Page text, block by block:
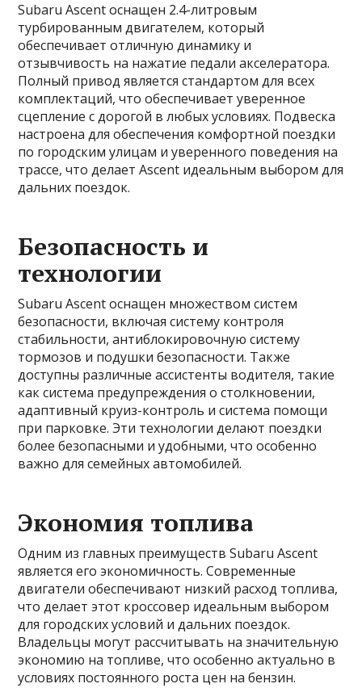
Subaru Ascent оснащен 2.4-литровым
турбированным двигателем, который
обеспечивает отличную динамику и
отзывчивость на нажатие педали акселератора.
Полный привод является стандартом для всех
комплектаций, что обеспечивает уверенное
сцепление с дорогой в любых условиях. Подвеска
настроена для обеспечения комфортной поездки
по городским улицам и уверенного поведения на
трассе, что делает Ascent идеальным выбором для
дальних поездок.
Безопасность и
технологии
Subaru Ascent оснащен множеством систем
безопасности, включая систему контроля
стабильности, антиблокировочную систему
тормозов и подушки безопасности. Также
доступны различные ассистенты водителя, такие
как система предупреждения о столкновении,
адаптивный круиз-контроль и система помощи
при парковке. Эти технологии делают поездки
более безопасными и удобными, что особенно
важно для семейных автомобилей.
Экономия топлива
Одним из главных преимуществ Subaru Ascent
является его экономичность. Современные
двигатели обеспечивают низкий расход топлива,
что делает этот кроссовер идеальным выбором
для городских условий и дальних поездок.
Владельцы могут рассчитывать на значительную
экономию на топливе, что особенно актуально в
условиях постоянного роста цен на бензин.